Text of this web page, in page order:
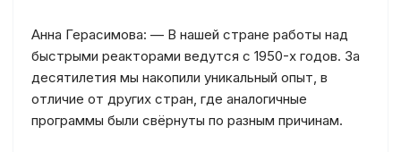
Анна Герасимова: — В нашей стране работы над
быстрыми реакторами ведутся с 1950-х годов. За
десятилетия мы накопили уникальный опыт, в
отличие от других стран, где аналогичные
программы были свёрнуты по разным причинам.